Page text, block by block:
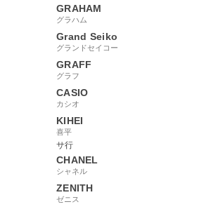
GRAHAM
グラハム
Grand Seiko
グランドセイコー
GRAFF
グラフ
CASIO
カシオ
KIHEI
喜平
サ行
CHANEL
シャネル
ZENITH
ゼニス